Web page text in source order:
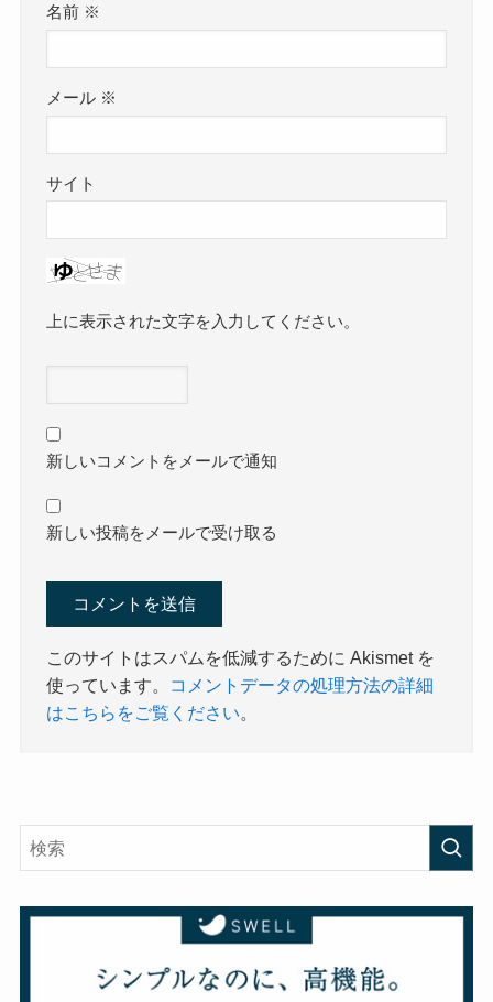
名前 ※
メール ※
サイト
上に表示された文字を入力してください。
新しいコメントをメールで通知
新しい投稿をメールで受け取る
このサイトはスパムを低減するために Akismet を
使っています。
コメントデータの処理方法の詳細
はこちらをご覧ください。